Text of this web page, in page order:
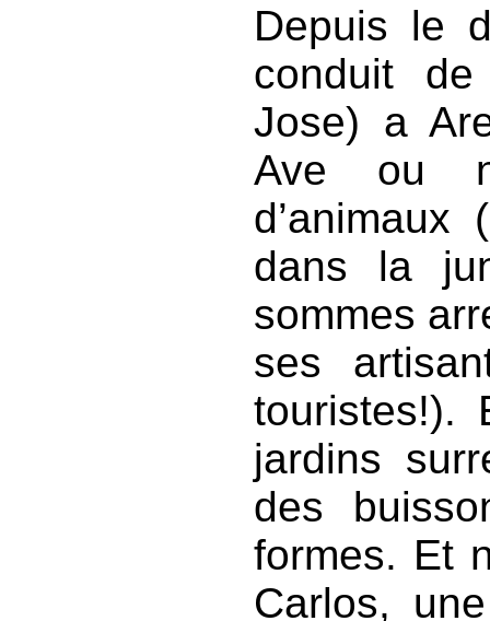
Depuis le
conduit
Jose) a
Ave ou
d’animaux
dans la
sommes
ses
touristes!).
jardins
des
formes. Et
Carlos,